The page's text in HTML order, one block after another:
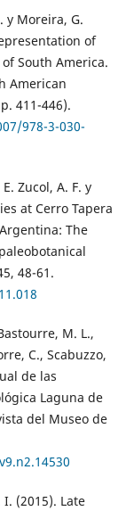
y Moreira, G.
of
South America.
American
411-446).
978-3-030-
Zucol, A. F. y
at Cerro Tapera
The
48-61.
M. L.,
C., Scabuzzo,
de las
Laguna de
del Museo de
I. (2015). Late